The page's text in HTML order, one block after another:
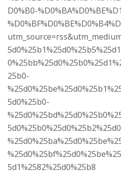
D0%B0-
25b0-
5d0%25b0-
5d1%2582%25d0%25b8